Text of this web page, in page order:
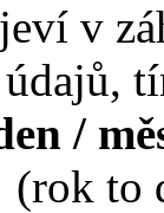
v
/
(rok to